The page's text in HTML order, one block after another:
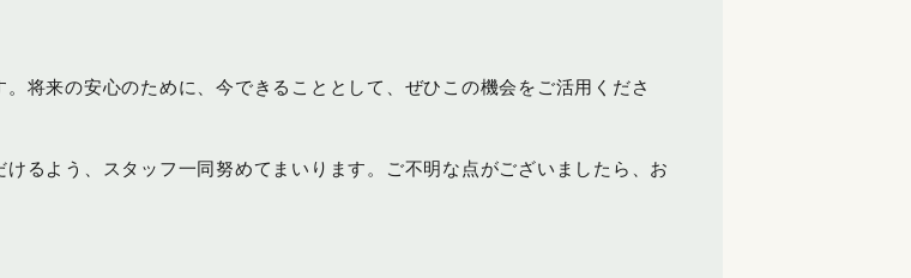
将来の安心のために、今できることとして、ぜひこの機会をご活用くださ
るよう、スタッフ一同努めてまいります。ご不明な点がございましたら、お